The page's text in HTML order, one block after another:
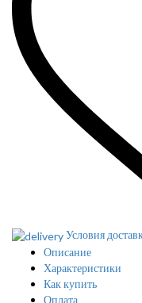
Условия
Описание
Характеристики
Как купить
Оплата